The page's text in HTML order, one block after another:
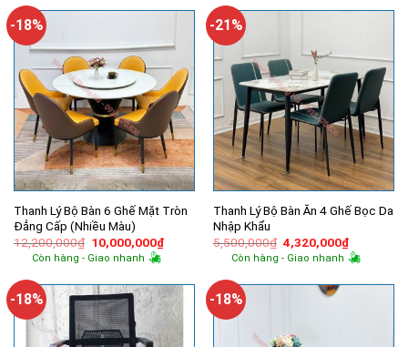
2,100,000₫.
-18%
Thanh Lý Bộ Bàn 6 Ghế Mặt Tròn
Đẳng Cấp (Nhiều Màu)
12,200,000₫ Giá
gốc
là:
10,000,000₫Giá
hiện
10,000,000₫.
Còn hàng - Giao nhanh
-21%
Thanh Lý Bộ Bàn Ăn 4 Ghế Bọc Da
Nhập Khẩu
5,500,000₫ Giá
gốc
là:
4,320,000₫Giá
hiện
tại
Còn hàng - Giao nhanh
-18% -18%